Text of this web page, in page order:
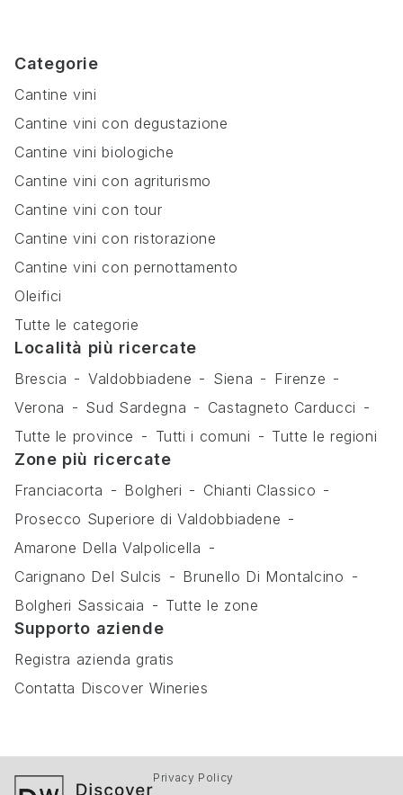
Categorie
Cantine vini
Cantine vini con degustazione
Cantine vini biologiche
Cantine vini con agriturismo
Cantine vini con tour
Cantine vini con ristorazione
Cantine vini con pernottamento
Oleifici
Tutte le categorie
Località più ricercate
Brescia Valdobbiadene Siena
Firenze
Verona
Sud Sardegna
Castagneto Carducci
Tutte le province
Tutti i comuni Tutte le regioni
Zone più ricercate
Franciacorta Bolgheri
Chianti Classico
Prosecco Superiore di Valdobbiadene
Amarone Della Valpolicella
Carignano Del Sulcis
Brunello Di Montalcino
Bolgheri Sassicaia
Tutte le zone
Supporto aziende
Registra azienda gratis
Contatta Discover Wineries
Privacy Policy